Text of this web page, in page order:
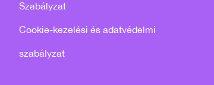
Szabályzat
Cookie-kezelési és adatvédelmi
szabályzat